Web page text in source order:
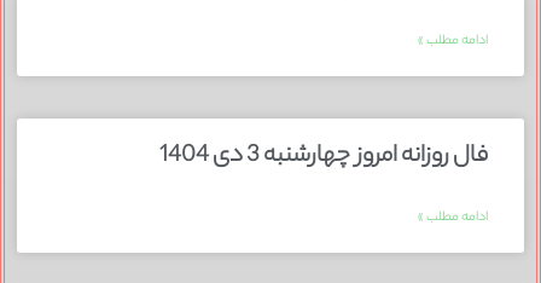
ادامه مطلب »
فال روزانه امروز چهارشنبه 3 دی 1404
ادامه مطلب »